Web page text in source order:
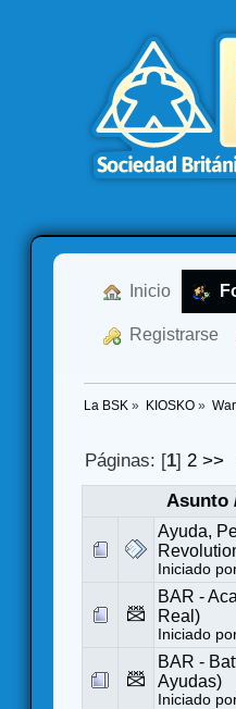
Inicio
Registrarse
La BSK » KIOSKO»
Páginas: [1]2 >>
Asunto
Ayuda,
Iniciado
BAR -
Real)
Iniciado
BAR -
Ayudas)
Iniciado